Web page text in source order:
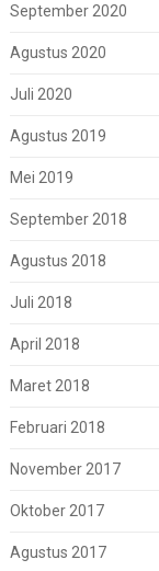
September 2020
Agustus 2020
Juli 2020
Agustus 2019
Mei 2019
September 2018
Agustus 2018
Juli 2018
April 2018
Maret 2018
Februari 2018
November 2017
Oktober 2017
Agustus 2017